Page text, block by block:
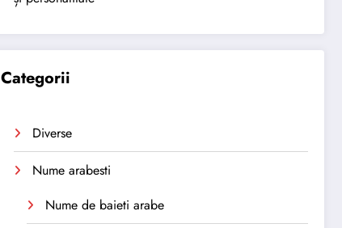
Categorii
Diverse
Nume arabesti
Nume de baieti arabe